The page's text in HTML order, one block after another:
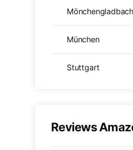
Mönchengladbach
München
Stuttgart
Reviews